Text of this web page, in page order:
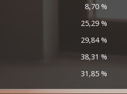
8,70 %
25,29 %
29,84 %
38,31 %
31,85 %